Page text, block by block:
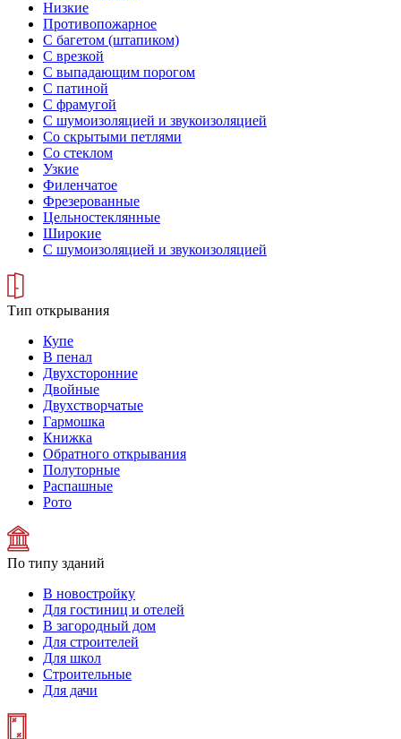
Низкие
Противопожарное
С багетом (штапиком)
С врезкой
С выпадающим порогом
С патиной
С фрамугой
С шумоизоляцией и звукоизоляцией
Со скрытыми петлями
Со стеклом
Узкие
Филенчатое
Фрезерованные
Цельностеклянные
Широкие
С шумоизоляцией и звукоизоляцией
Тип открывания
Купе
В пенал
Двухсторонние
Двойные
Двухстворчатые
Гармошка
Книжка
Обратного открывания
Полуторные
Распашные
Рото
По типу зданий
В новостройку
Для гостиниц и отелей
В загородный дом
Для строителей
Для школ
Строительные
Для дачи